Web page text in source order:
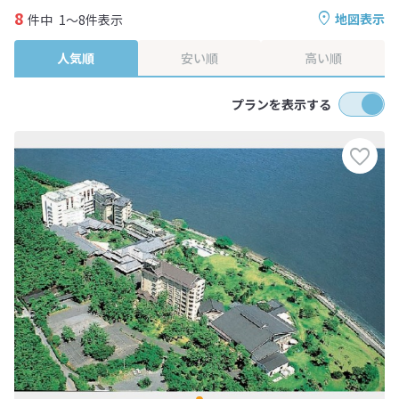
地図表示
8 件中 1～8件表示
人気順 安い順 高い順
プランを表示する